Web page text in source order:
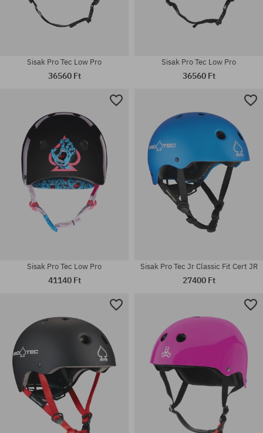
Elérhető méretek:
S-M; XS-S
Elérhető méretek:
L-XL; S-M
Elérhető méretek:
L-XL; S-M
Sisak Pro Tec Low Pro
36560 Ft
Elérhető méretek:
L-XL; S-M
Sisak Pro Tec Low Pro
36560 Ft
Sisak Pro Tec Low Pro
41140 Ft
Sisak Pro Tec Jr Classic Fit Cert JR
27400 Ft